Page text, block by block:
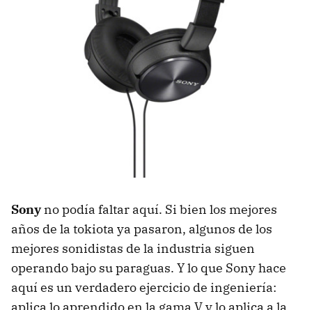
Sonyno podía faltar aquí. Si bien los mejores
años de la tokiota ya pasaron, algunos de los
mejores sonidistas de la industria siguen
operando bajo su paraguas. Y lo que Sony hace
aquí es un verdadero ejercicio de ingeniería:
aplica lo aprendido en la gama V y lo aplica a la